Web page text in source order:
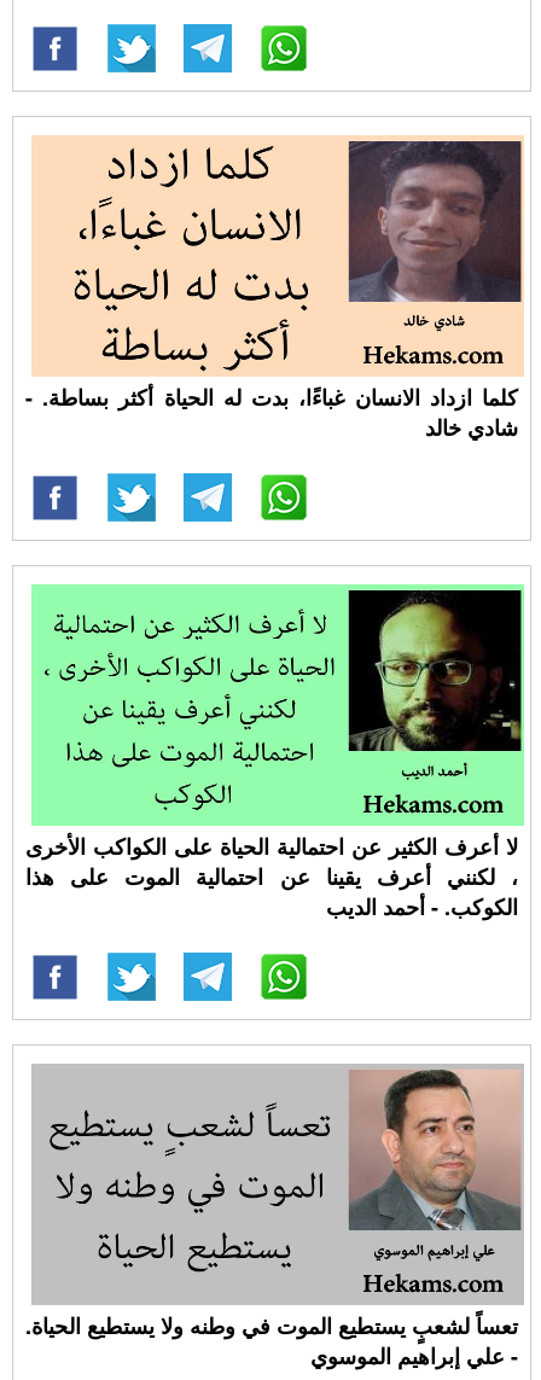
كلما ازداد الانسان غباءًا، بدت له الحياة أكثر بساطة. -
شادي خالد
لا أعرف الكثير عن احتمالية الحياة على الكواكب الأخرى
، لكنني أعرف يقينا عن احتمالية الموت على هذا
الكوكب. - أحمد الديب
تعساً لشعبٍ يستطيع الموت في وطنه ولا يستطيع الحياة.
- علي إبراهيم الموسوي